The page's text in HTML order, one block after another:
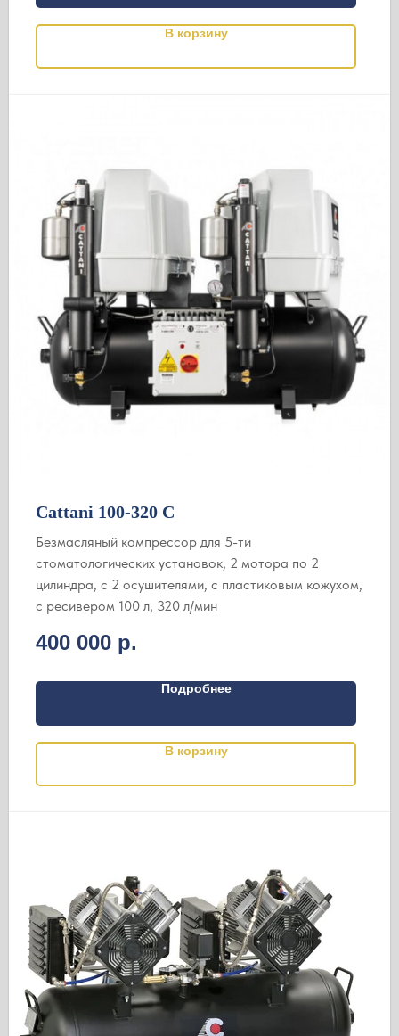
В корзину
Cattani 100-320 C
Безмасляный компрессор для 5-ти
стоматологических установок, 2 мотора по 2
цилиндра, с 2 осушителями, с пластиковым кожухом,
с ресивером 100 л, 320 л/мин
400 000 р.
Подробнее
В корзину